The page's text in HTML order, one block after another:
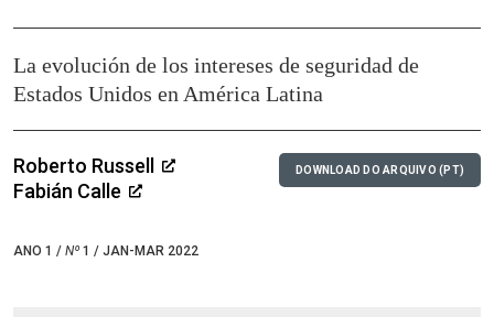
La evolución de los intereses de seguridad de
Estados Unidos en América Latina
Roberto Russell
Fabián Calle
ANO 1 / Nº 1 / JAN-MAR 2022
DOWNLOAD DO ARQUIVO (PT)